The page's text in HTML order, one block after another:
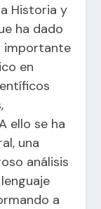
Historia y
ha dado
importante
en
ello se ha
una
análisis
a